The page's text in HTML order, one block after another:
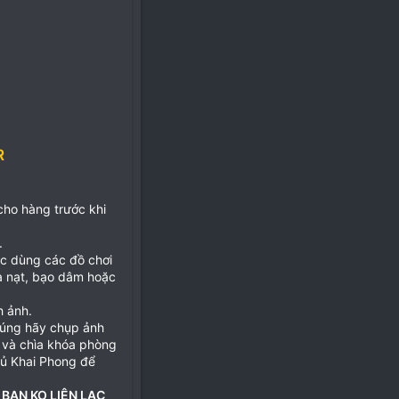
hàng trước khi
dùng các đồ chơi
bạo dâm hoặc
ảnh.
hãy chụp ảnh
chìa khóa phòng
Khai Phong để
KO LIÊN LẠC